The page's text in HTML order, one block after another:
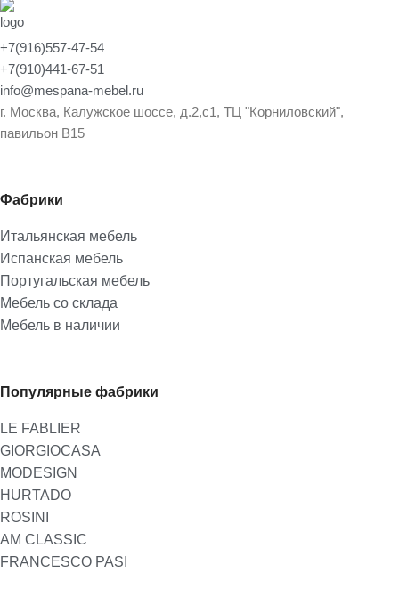
+7(916)557-47-54
+7(910)441-67-51
info@mespana-mebel.ru
г. Москва, Калужское шоссе, д.2,с1, ТЦ "Корниловский",
павильон В15
Фабрики
Итальянская мебель
Испанская мебель
Португальская мебель
Мебель со склада
Мебель в наличии
Популярные фабрики
LE FABLIER
GIORGIOCASA
MODESIGN
HURTADO
ROSINI
AM CLASSIC
FRANCESCO PASI